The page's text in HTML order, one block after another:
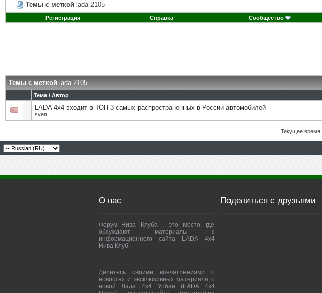
Темы с меткой lada 2105
Регистрация
Справка Сообщество
Темы с меткой lada 2105
Тема / Автор
LADA 4х4 входит в ТОП-3 самых распространенных в России автомобилей
svett
Текущее время:
О нас
Форум Нива Клуба - это место, где
обсуждают материалы с
информационного сайта LADA 4x4
Нива Клуб.
Делитесь своими впечатлениями о
новостях и эксклюзивных материала о
новой Лада 4х4 Урбан (LADA 4x4
Поделиться с друзьями